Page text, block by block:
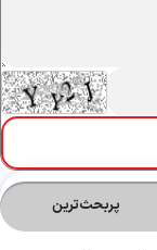
پربحث‌ترین‌